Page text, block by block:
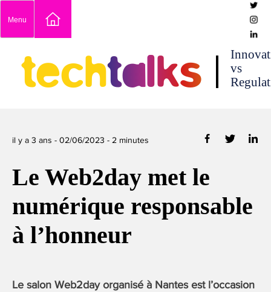
content
Menu
techtalks
vs
il y a 3 ans - 02/06/2023 - 2 minutes
Le Web2day met le
numérique responsable
à l’honneur
Le salon Web2day organisé à Nantes est l’occasion